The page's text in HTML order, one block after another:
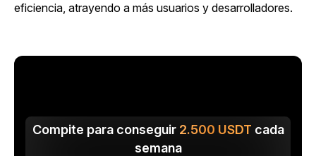
eficiencia, atrayendo a más usuarios y desarrolladores.
Compite para conseguir 2.500 USDT cada
semana